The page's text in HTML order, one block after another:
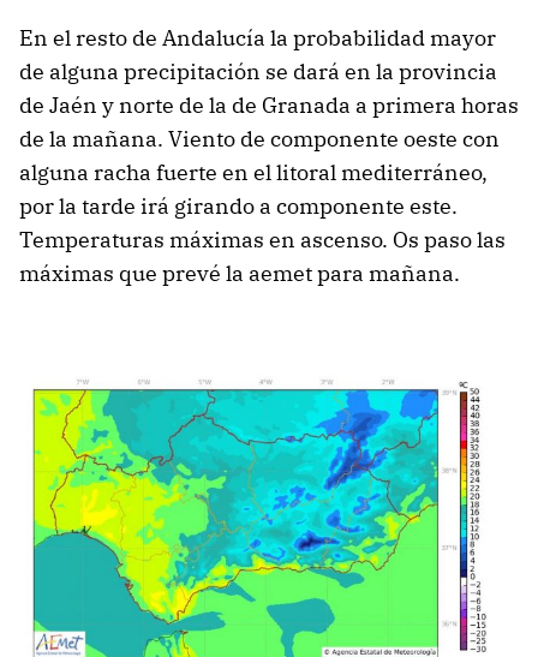
En el resto de Andalucía la probabilidad mayor
de alguna precipitación se dará en la provincia
de Jaén y norte de la de Granada a primera horas
de la mañana. Viento de componente oeste con
alguna racha fuerte en el litoral mediterráneo,
por la tarde irá girando a componente este.
Temperaturas máximas en ascenso. Os paso las
máximas que prevé la aemet para mañana.